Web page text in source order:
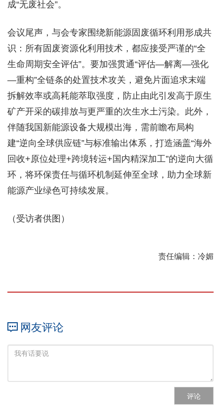
成“无废社会”。
会议尾声，与会专家围绕新能源固废循环利用形成共
识：所有固废资源化利用技术，都应接受严谨的“全
生命周期安全评估”。要加强贯通“评估—解离—强化
—重构”全链条的处置技术攻关，避免片面追求末端
拆解效率或高耗能萃取强度，防止由此引发高于原生
矿产开采的碳排放与更严重的次生水土污染。此外，
伴随我国新能源设备大规模出海，需前瞻布局构
建“逆向全球供应链”与标准输出体系，打造涵盖“海外
回收+原位处理+跨境转运+国内精深加工”的逆向大循
环，将环保责任与循环机制延伸至全球，助力全球新
能源产业绿色可持续发展。
（受访者供图）
责任编辑：冷媚
网友评论
评论